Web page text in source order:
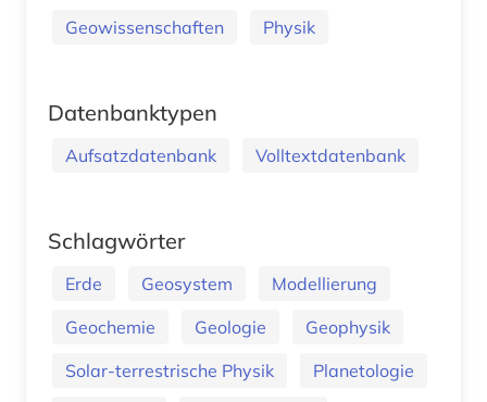
Geowissenschaften Physik
Datenbanktypen
Aufsatzdatenbank Volltextdatenbank
Schlagwörter
Erde Geosystem
Modellierung
Geochemie
Geologie
Geophysik
Solar-terrestrische Physik
Planetologie